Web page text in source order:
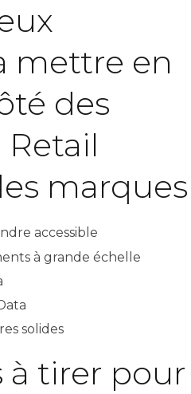
mettre en
des
marques
accessible
à grande échelle
solides
à tirer pour